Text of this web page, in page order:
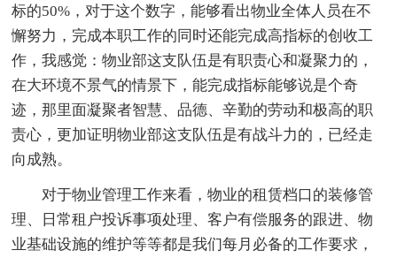
标的50%，对于这个数字，能够看出物业全体人员在不
懈努力，完成本职工作的同时还能完成高指标的创收工
作，我感觉：物业部这支队伍是有职责心和凝聚力的，
在大环境不景气的情景下，能完成指标能够说是个奇
迹，那里面凝聚者智慧、品德、辛勤的劳动和极高的职
责心，更加证明物业部这支队伍是有战斗力的，已经走
向成熟。
对于物业管理工作来看，物业的租赁档口的装修管
理、日常租户投诉事项处理、客户有偿服务的跟进、物
业基础设施的维护等等都是我们每月必备的工作要求，